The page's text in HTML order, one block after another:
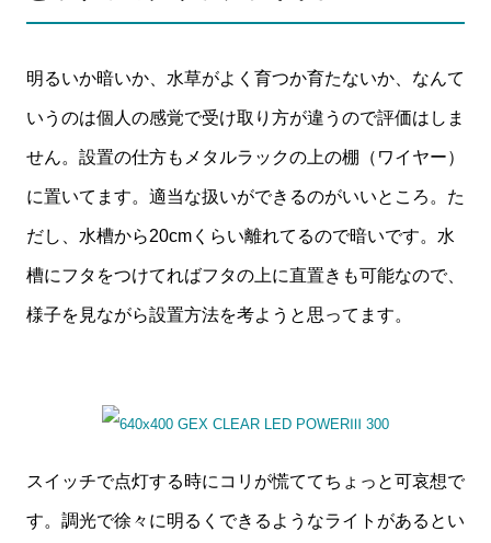
明るいか暗いか、水草がよく育つか育たないか、なんて
いうのは個人の感覚で受け取り方が違うので評価はしま
せん。設置の仕方もメタルラックの上の棚（ワイヤー）
に置いてます。適当な扱いができるのがいいところ。た
だし、水槽から20cmくらい離れてるので暗いです。水
槽にフタをつけてればフタの上に直置きも可能なので、
様子を見ながら設置方法を考ようと思ってます。
スイッチで点灯する時にコリが慌ててちょっと可哀想で
す。調光で徐々に明るくできるようなライトがあるとい